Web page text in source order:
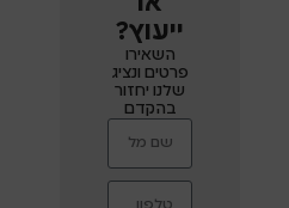
ייעוץ?
השאירו
פרטים ונציג
שלנו יחזור
בהקדם